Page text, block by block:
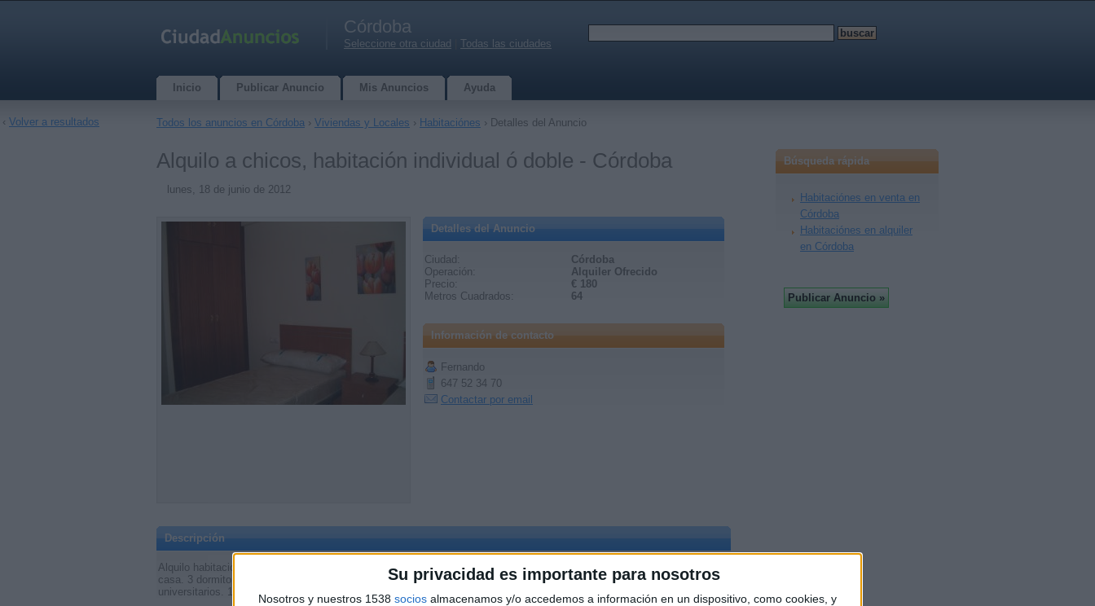
Su privacidad es importante para nosotros
Nosotros y nuestros 1538 socios almacenamos y/o accedemos a información en un dispositivo, como cookies, y
Córdoba
Seleccione otra ciudad Todas las ciudades
Inicio Publicar Anuncio Mis Anuncios Ayuda
Todos los anuncios en Córdoba › Viviendas y Locales › Habitaciónes › Detalles del Anuncio
Alquilo a chicos, habitación individual ó doble - Córdoba
lunes, 18 de junio de 2012
Detalles del Anuncio
Ciudad:
Córdoba
Operación:
Alquiler Ofrecido
Precio:
€ 180
Metros Cuadrados:
64
Información de contacto
Fernando
647 52 34 70
Contactar por email
Descripción
Alquilo habitación individual ó doble en piso compartido totalmente reformado, amueblado y equipado para vivir como en
casa. 3 dormitorios, baño, cocina con lavadero, y salón. Posibilidad de internet wifi. Solo chicos trabajadores ó
universitarios. 180 € + gastos. 647 52 34 70 ó nannopea@hotmail.com
‹ Volver a resultados
Búsqueda rápida
Habitaciónes en venta en
Córdoba
Habitaciónes en alquiler
en Córdoba